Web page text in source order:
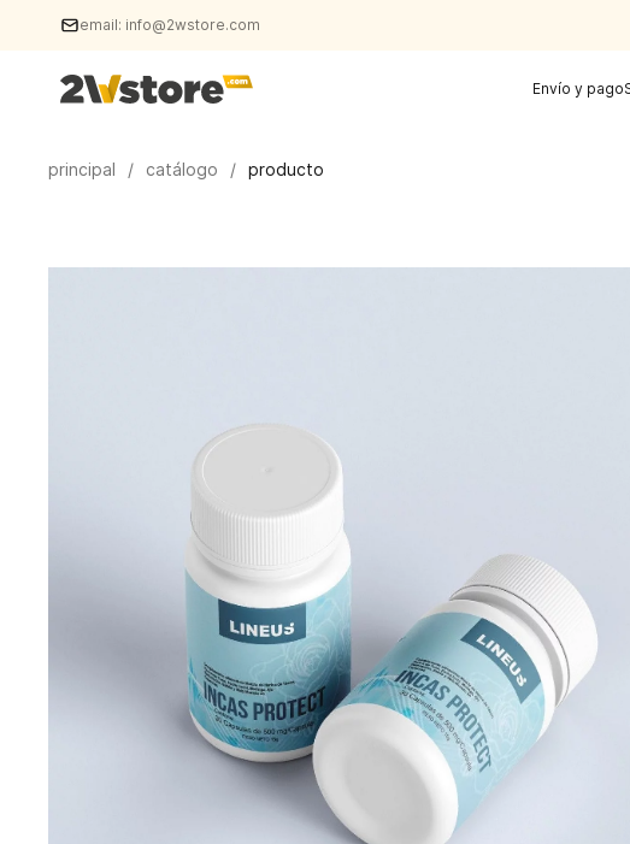
email: info@2wstore.com
Envío y pago
principal / catálogo / producto